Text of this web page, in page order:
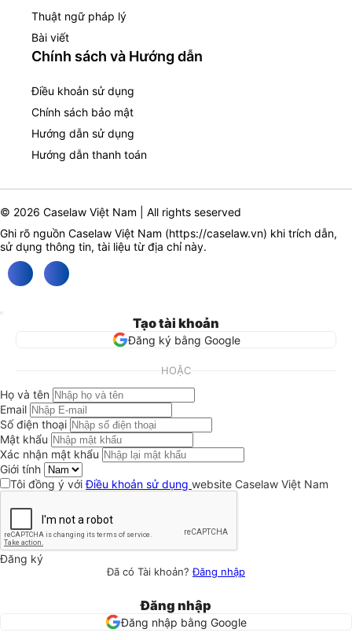
Thuật ngữ pháp lý
Bài viết
Chính sách và Hướng dẫn
Điều khoản sử dụng
Chính sách bảo mật
Hướng dẫn sử dụng
Hướng dẫn thanh toán
© 2026 Caselaw Việt Nam | All rights seserved
Ghi rõ nguồn Caselaw Việt Nam (https://caselaw.vn) khi trích dẫn,
sử dụng thông tin, tài liệu từ địa chỉ này.
Tạo tài khoản
Đăng ký bằng Google
HOẶC
Họ và tên
Email
Số điện thoại
Mật khẩu
Xác nhận mật khẩu
Giới tính
Tôi đồng ý vớiĐiều khoản sử dụng website Caselaw Việt Nam
Đăng ký
Đã có Tài khoản?Đăng nhập
Đăng nhập
Đăng nhập bằng Google